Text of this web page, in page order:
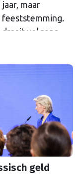
maar
feeststemming.
volgens
en
geld